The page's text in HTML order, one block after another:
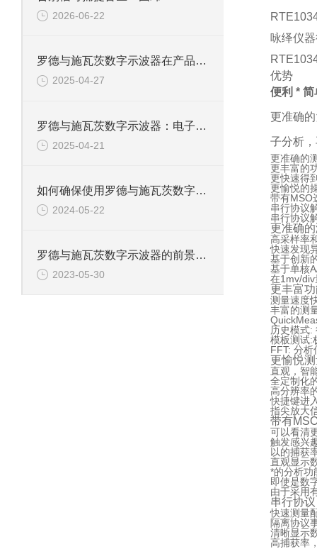
2026-06-22
罗德与施瓦茨数字示波器在产品开发中的关键作用
2025-04-27
罗德与施瓦茨数字示波器：电子工程师的精准测量设备
2025-04-21
如何确保使用罗德与施瓦茨数字示波器的安全性？
2024-05-22
罗德与施瓦茨数字示波器的前景和发展怎样？
2023-05-30
咏绎仪
优势
便利 * 简
更准确
子分析
更准确的
更丰富的
更快速得
更愉悦的
带有MSO
串行协议
串行协议
更准确
高采样率
快速发现
基于创新
基于单核
在1mv/
更丰富
测量速度
丰富的测
历史模式:
模板测试:
FFT: 分析
更愉悦
直观，智
全定制化
高分辨率
快捷键进
指尖放大
带有
可以看清
触发感兴
以的捕获
直观显示
*的分析功
即使是数
由于采用
串行协
快速测量
隔离协议
清晰显示
高捕获率